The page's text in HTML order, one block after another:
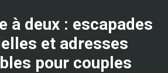
à deux : escapades
et adresses
pour couples